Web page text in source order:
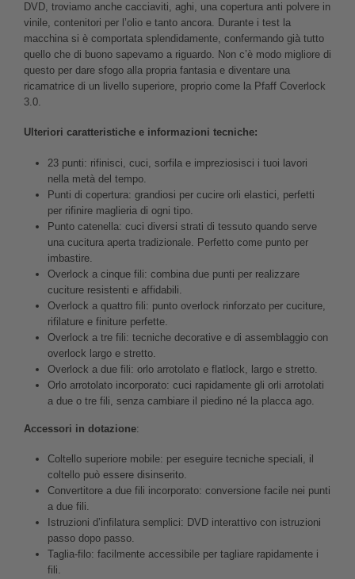
DVD, troviamo anche cacciaviti, aghi, una copertura anti polvere in
vinile, contenitori per l’olio e tanto ancora. Durante i test la
macchina si è comportata splendidamente, confermando già tutto
quello che di buono sapevamo a riguardo. Non c’è modo migliore di
questo per dare sfogo alla propria fantasia e diventare una
ricamatrice di un livello superiore, proprio come la Pfaff Coverlock
3.0.
Ulteriori caratteristiche e informazioni tecniche:
23 punti: rifinisci, cuci, sorfila e impreziosisci i tuoi lavori
nella metà del tempo.
Punti di copertura: grandiosi per cucire orli elastici, perfetti
per rifinire maglieria di ogni tipo.
Punto catenella: cuci diversi strati di tessuto quando serve
una cucitura aperta tradizionale. Perfetto come punto per
imbastire.
Overlock a cinque fili: combina due punti per realizzare
cuciture resistenti e affidabili.
Overlock a quattro fili: punto overlock rinforzato per cuciture,
rifilature e finiture perfette.
Overlock a tre fili: tecniche decorative e di assemblaggio con
overlock largo e stretto.
Overlock a due fili: orlo arrotolato e flatlock, largo e stretto.
Orlo arrotolato incorporato: cuci rapidamente gli orli arrotolati
a due o tre fili, senza cambiare il piedino né la placca ago.
Accessori in dotazione:
Coltello superiore mobile: per eseguire tecniche speciali, il
coltello può essere disinserito.
Convertitore a due fili incorporato: conversione facile nei punti
a due fili.
Istruzioni d’infilatura semplici: DVD interattivo con istruzioni
passo dopo passo.
Taglia-filo: facilmente accessibile per tagliare rapidamente i
fili.